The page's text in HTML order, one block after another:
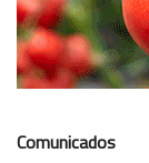
Comunicados